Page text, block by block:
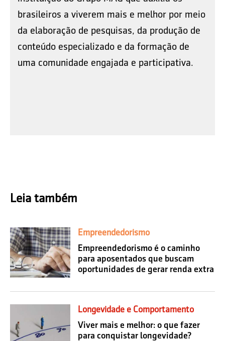
brasileiros a viverem mais e melhor por meio
da elaboração de pesquisas, da produção de
conteúdo especializado e da formação de
uma comunidade engajada e participativa.
Leia também
Empreendedorismo
Empreendedorismo é o caminho
para aposentados que buscam
oportunidades de gerar renda extra
Longevidade e Comportamento
Viver mais e melhor: o que fazer
para conquistar longevidade?